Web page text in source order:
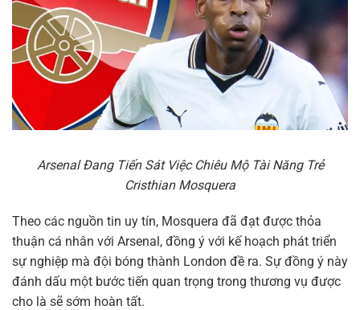
Arsenal Đang Tiến Sát Việc Chiêu Mộ Tài Năng Trẻ
Cristhian Mosquera
Theo các nguồn tin uy tín, Mosquera đã đạt được thỏa
thuận cá nhân với Arsenal, đồng ý với kế hoạch phát triển
sự nghiệp mà đội bóng thành London đề ra. Sự đồng ý này
đánh dấu một bước tiến quan trọng trong thương vụ được
cho là sẽ sớm hoàn tất.